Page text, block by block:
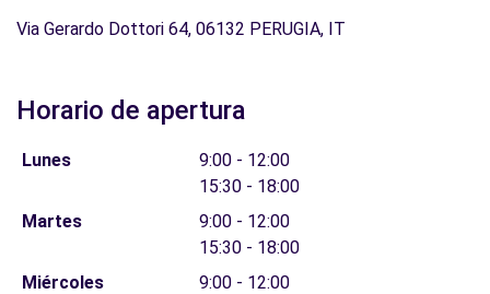
Via Gerardo Dottori 64, 06132 PERUGIA, IT
Horario de apertura
Lunes
9:00 - 12:00
15:30 - 18:00
Martes
9:00 - 12:00
15:30 - 18:00
Miércoles
9:00 - 12:00